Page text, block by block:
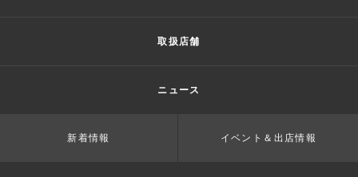
取扱店舗
ニュース
新着情報 イベント＆出店情報